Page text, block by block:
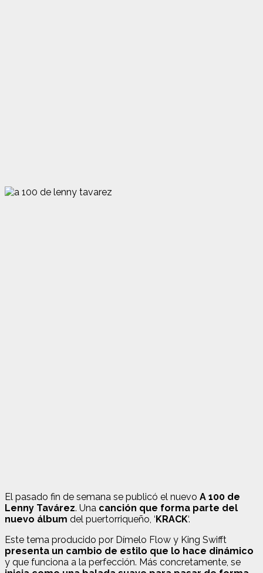
El pasado fin de semana se publicó el nuevo A 100 de
Lenny Tavárez. Una canción que forma parte del
nuevo álbum del puertorriqueño, ‘KRACK‘.
Este tema producido por Dímelo Flow y King Swifft
presenta un cambio de estilo que lo hace dinámico
y que funciona a la perfección. Más concretamente, se